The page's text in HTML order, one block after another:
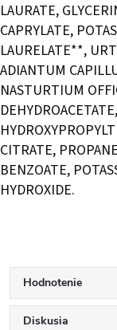
LAURATE,
CAPRYLATE,
LAURELATE**,
ADIANTUM
NASTURTIUM
CITRATE,
BENZOATE,
HYDROXIDE.
Hodnotenie
Diskusia